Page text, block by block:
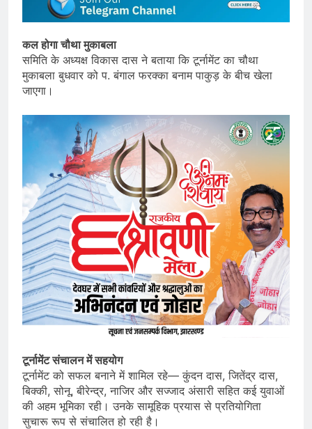
कल होगा चौथा मुकाबला
समिति के अध्यक्ष विकास दास ने बताया कि टूर्नामेंट का चौथा
मुकाबला बुधवार को प. बंगाल फरक्का बनाम पाकुड़ के बीच खेला
जाएगा।
टूर्नामेंट संचालन में सहयोग
टूर्नामेंट को सफल बनाने में शामिल रहे— कुंदन दास, जितेंद्र दास,
बिक्की, सोनू, बीरेन्द्र, नाजिर और सज्जाद अंसारी सहित कई युवाओं
की अहम भूमिका रही। उनके सामूहिक प्रयास से प्रतियोगिता
सुचारू रूप से संचालित हो रही है।